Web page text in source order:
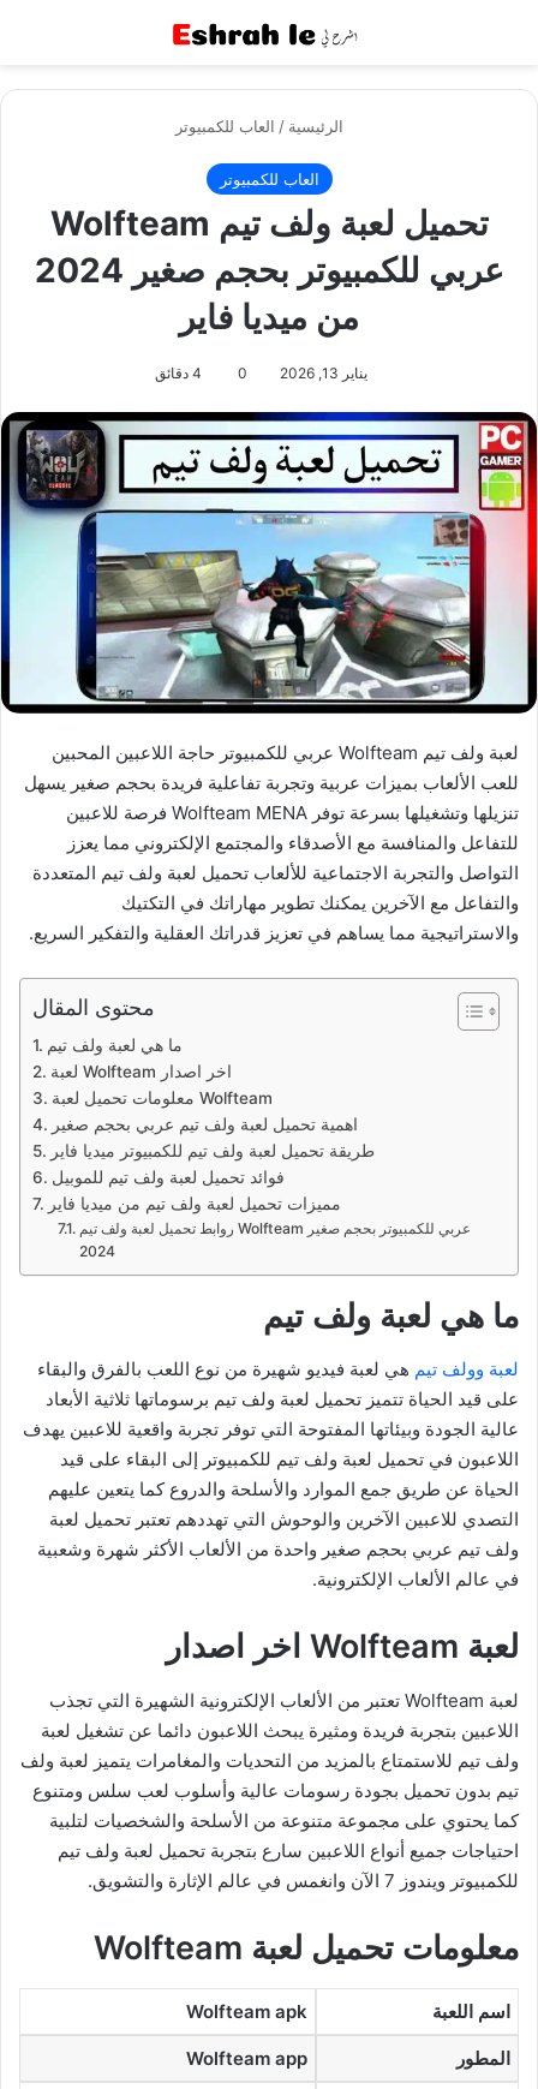
الرئيسية / العاب للكمبيوتر
العاب للكمبيوتر
تحميل لعبة ولف تيم Wolfteam
عربي للكمبيوتر بحجم صغير 2024
من ميديا فاير
يناير 13, 2026 0
لعبة ولف تيم Wolfteam عربي للكمبيوتر حاجة اللاعبين المحبين
للعب الألعاب بميزات عربية وتجربة تفاعلية فريدة بحجم صغير يسهل
تنزيلها وتشغيلها بسرعة توفر Wolfteam MENA فرصة للاعبين
للتفاعل والمنافسة مع الأصدقاء والمجتمع الإلكتروني مما يعزز
التواصل والتجربة الاجتماعية للألعاب تحميل لعبة ولف تيم المتعددة
والتفاعل مع الآخرين يمكنك تطوير مهاراتك في التكتيك
والاستراتيجية مما يساهم في تعزيز قدراتك العقلية والتفكير السريع.
محتوى المقال
ما هي لعبة ولف تيم
لعبة Wolfteam اخر اصدار
معلومات تحميل لعبة Wolfteam
اهمية تحميل لعبة ولف تيم عربي بحجم صغير
طريقة تحميل لعبة ولف تيم للكمبيوتر ميديا فاير
فوائد تحميل لعبة ولف تيم للموبيل
مميزات تحميل لعبة ولف تيم من ميديا فاير
روابط تحميل لعبة ولف تيم Wolfteam عربي للكمبيوتر بحجم صغير
2024
ما هي لعبة ولف تيم
لعبة وولف تيم هي لعبة فيديو شهيرة من نوع اللعب بالفرق والبقاء
على قيد الحياة تتميز تحميل لعبة ولف تيم برسوماتها ثلاثية الأبعاد
عالية الجودة وبيئاتها المفتوحة التي توفر تجربة واقعية للاعبين يهدف
اللاعبون في تحميل لعبة ولف تيم للكمبيوتر إلى البقاء على قيد
الحياة عن طريق جمع الموارد والأسلحة والدروع كما يتعين عليهم
التصدي للاعبين الآخرين والوحوش التي تهددهم تعتبر تحميل لعبة
ولف تيم عربي بحجم صغير واحدة من الألعاب الأكثر شهرة وشعبية
في عالم الألعاب الإلكترونية.
لعبة Wolfteam اخر اصدار
لعبة Wolfteam تعتبر من الألعاب الإلكترونية الشهيرة التي تجذب
اللاعبين بتجربة فريدة ومثيرة يبحث اللاعبون دائما عن تشغيل لعبة
ولف تيم للاستمتاع بالمزيد من التحديات والمغامرات يتميز لعبة ولف
تيم بدون تحميل بجودة رسومات عالية وأسلوب لعب سلس ومتنوع
كما يحتوي على مجموعة متنوعة من الأسلحة والشخصيات لتلبية
احتياجات جميع أنواع اللاعبين سارع بتجربة تحميل لعبة ولف تيم
للكمبيوتر ويندوز 7 الآن وانغمس في عالم الإثارة والتشويق.
معلومات تحميل لعبة Wolfteam
اسم اللعبة Wolfteam apk
المطور Wolfteam app